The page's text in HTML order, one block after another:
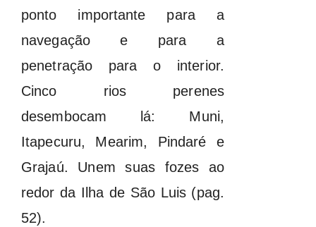
ponto importante para a
navegação e para a
penetração para o interior.
Cinco rios perenes
desembocam lá: Muni,
Itapecuru, Mearim, Pindaré e
Grajaú. Unem suas fozes ao
redor da Ilha de São Luis (pag.
52).